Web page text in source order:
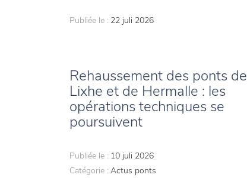
Publiée le : 22 juli 2026
Rehaussement des ponts de
Lixhe et de Hermalle : les
opérations techniques se
poursuivent
Publiée le : 10 juli 2026
Catégorie : Actus ponts